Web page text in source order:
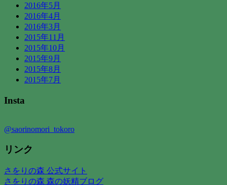
2016年5月
2016年4月
2016年3月
2015年11月
2015年10月
2015年9月
2015年8月
2015年7月
Insta
@saorinomori_tokoro
リンク
さをりの森 公式サイト
さをりの森 森の妖精ブログ